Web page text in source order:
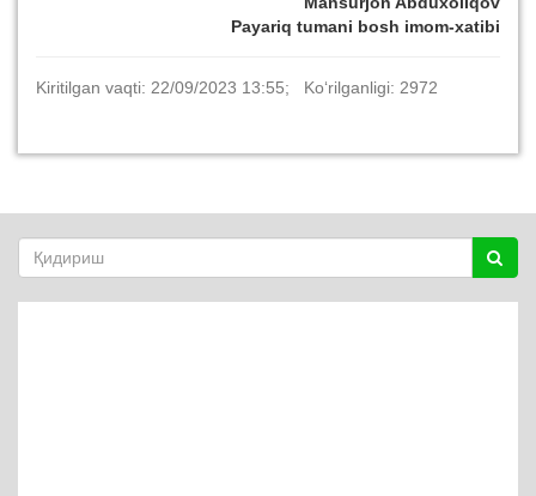
Payariq tumani bosh imom-xatibi
Kiritilgan vaqti: 22/09/2023 13:55; Ko‘rilganligi: 2972